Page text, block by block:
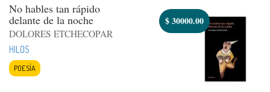
No hables tan rápido
delante de la noche
DOLORES ETCHECOPAR
HILOS
POESÍA
$30000.00